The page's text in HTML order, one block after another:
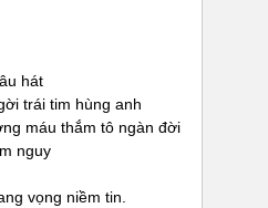
hát
trái tim hùng anh
máu thắm tô ngàn đời
nguy
vọng niềm tin.